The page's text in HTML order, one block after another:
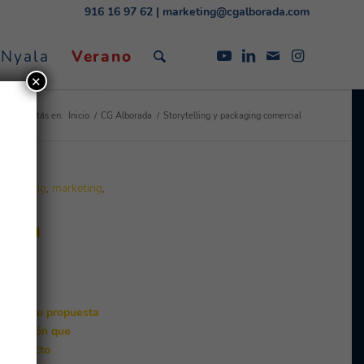
916 16 97 62 | marketing@cgalborada.com
Verano
Estás en: Inicio / CG Alborada / Storytelling y packaging comercial
Packaging, marketing,
tu propuesta
que
impacto
✕